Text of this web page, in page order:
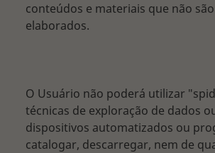
conteúdos e materiais que não
elaborados.
O Usuário não poderá utilizar
técnicas de exploração de dados
dispositivos automatizados ou
catalogar, descarregar, nem de